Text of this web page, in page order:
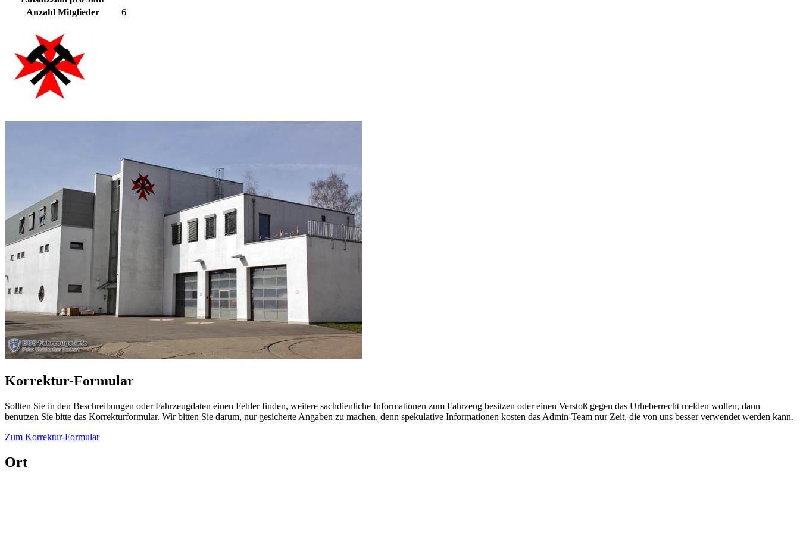
Anzahl Mitglieder
6
Korrektur-Formular
Sollten Sie in den Beschreibungen oder Fahrzeugdaten einen Fehler finden, weitere sachdienliche Informationen zum Fahrzeug besitzen oder einen Verstoß gegen das Urheberrecht melden wollen, dann
benutzen Sie bitte das Korrekturformular. Wir bitten Sie darum, nur gesicherte Angaben zu machen, denn spekulative Informationen kosten das Admin-Team nur Zeit, die von uns besser verwendet werden kann.
Zum Korrektur-Formular
Ort